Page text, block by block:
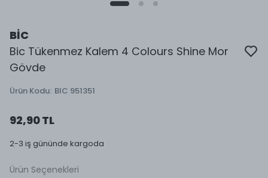
BİC
Bic Tükenmez Kalem 4 Colours Shine Mor
Gövde
Ürün Kodu: BIC 951351
92,90 TL
2-3 iş gününde kargoda
Ürün Seçenekleri